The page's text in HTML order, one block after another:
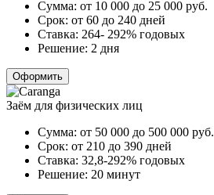
Сумма: от 10 000 до 25 000 руб.
Срок: от 60 до 240 дней
Ставка: 264- 292% годовых
Решение: 2 дня
Оформить
Заём для физических лиц
Сумма: от 50 000 до 500 000 руб.
Срок: от 210 до 390 дней
Ставка: 32,8-292% годовых
Решение: 20 минут